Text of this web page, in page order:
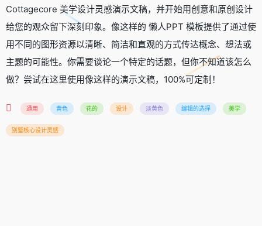
Cottagecore 美学设计灵感演示文稿，并开始用创意和原创设计
给您的观众留下深刻印象。像这样的 懒人PPT 模板提供了通过使
用不同的图形资源以清晰、简洁和直观的方式传达概念、想法或
主题的可能性。你需要谈论一个特定的话题，但你不知道该怎么
做？尝试在这里使用像这样的演示文稿，100%可定制！
通用 黄色 花的 设计 淡黄色 编辑的选择 美学
别墅核心设计灵感